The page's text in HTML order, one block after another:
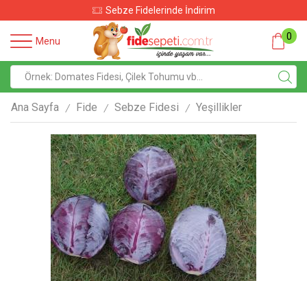
Sebze Fidelerinde İndirim
Menu 0
Ana Sayfa / Fide / Sebze Fidesi / Yeşillikler